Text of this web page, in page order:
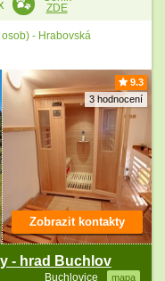
ZDE
- Hrabovská
9.3
3 hodnocení
- hrad Buchlov
Buchlovice mapa
Zobrazit kontakty